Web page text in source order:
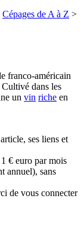
Cépages de A à Z >
franco-américain
dans les
un vin riche en
ses liens et
€ euro par mois
annuel), sans
de vous connecter